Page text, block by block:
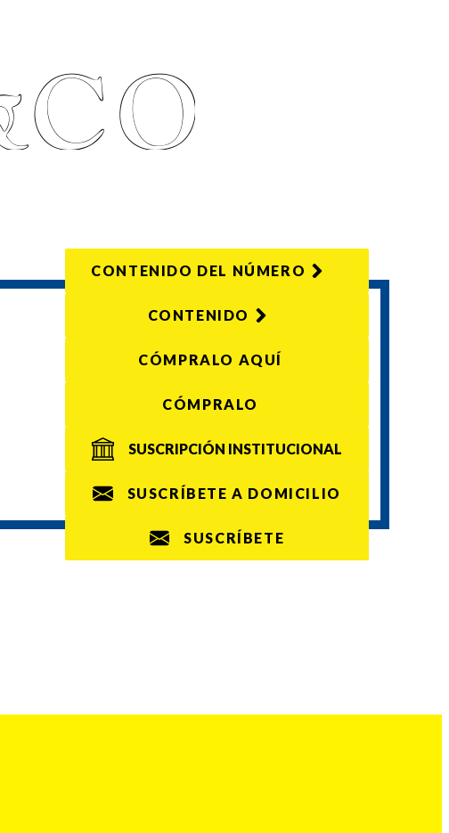
CONTENIDO DEL NÚMERO
CONTENIDO
CÓMPRALO AQUÍ
CÓMPRALO
SUSCRIPCIÓN INSTITUCIONAL
SUSCRÍBETE A DOMICILIO
SUSCRÍBETE